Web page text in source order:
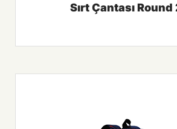
Sırt Çantası Round